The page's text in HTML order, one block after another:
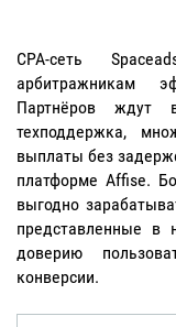
CPA-сеть
арбитражникам
Партнёров ждут
техподдержка,
выплаты без
платформе Affise.
выгодно
представленные в
доверию
конверсии.